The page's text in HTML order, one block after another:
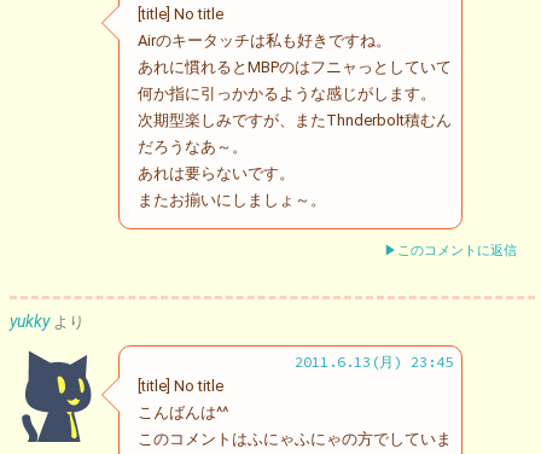
[title] No title
Airのキータッチは私も好きですね。
あれに慣れるとMBPのはフニャっとしていて
何か指に引っかかるような感じがします。
次期型楽しみですが、またThnderbolt積むん
だろうなあ～。
あれは要らないです。
またお揃いにしましょ～。
▶このコメントに返信
yukky より
2011.6.13(月) 23:45
[title] No title
こんばんは^^
このコメントはふにゃふにゃの方でしていま